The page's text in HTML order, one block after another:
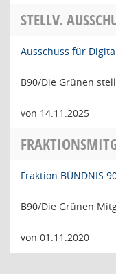
STELLV.
Ausschuss für
B90/Die Grünen
von 14.11.2025
Fraktion BÜNDNIS
B90/Die Grünen
von 01.11.2020